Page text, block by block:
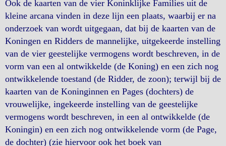
Ook de kaarten van de vier Koninklijke Families uit de
kleine arcana vinden in deze lijn een plaats, waarbij er na
onderzoek van wordt uitgegaan, dat bij de kaarten van de
Koningen en Ridders de mannelijke, uitgekeerde instelling
van de vier geestelijke vermogens wordt beschreven, in de
vorm van een al ontwikkelde (de Koning) en een zich nog
ontwikkelende toestand (de Ridder, de zoon); terwijl bij de
kaarten van de Koninginnen en Pages (dochters) de
vrouwelijke, ingekeerde instelling van de geestelijke
vermogens wordt beschreven, in een al ontwikkelde (de
Koningin) en een zich nog ontwikkelende vorm (de Page,
de dochter) (zie hiervoor ook het boek van